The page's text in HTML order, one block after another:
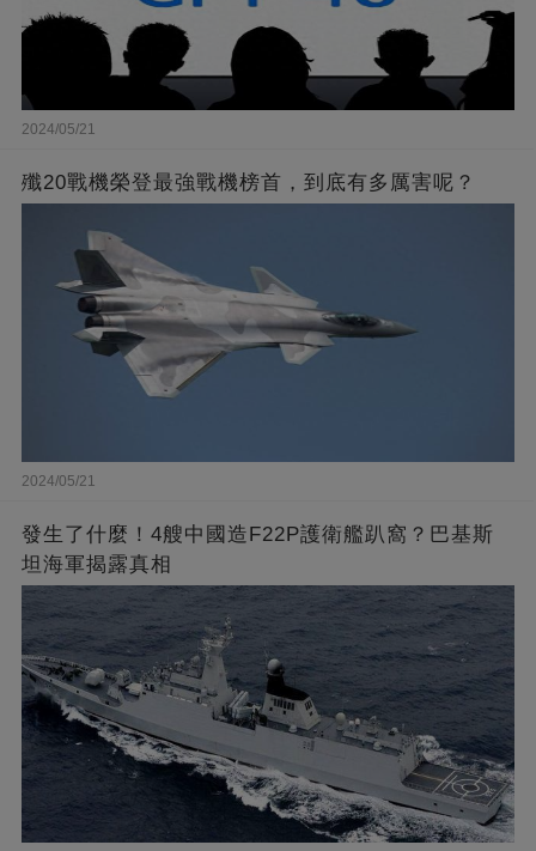
2024/05/21
殲20戰機榮登最強戰機榜首，到底有多厲害呢？
2024/05/21
發生了什麼！4艘中國造F22P護衛艦趴窩？巴基斯
坦海軍揭露真相